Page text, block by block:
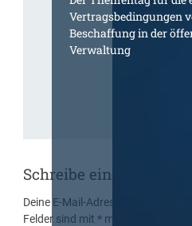
Vertragsbedingungen
Beschaffung in der
Verwaltung
Schreibe einen
Deine E-Mail-Adresse wird nicht
Felder sind mit* markiert